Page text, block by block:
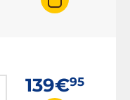
Monitor PC 27 pollici
Monitor PC 32:9
139€95